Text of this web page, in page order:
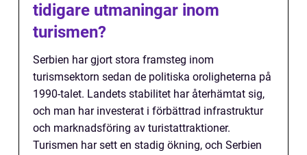
tidigare utmaningar inom
turismen?
Serbien har gjort stora framsteg inom
turismsektorn sedan de politiska oroligheterna på
1990-talet. Landets stabilitet har återhämtat sig,
och man har investerat i förbättrad infrastruktur
och marknadsföring av turistattraktioner.
Turismen har sett en stadig ökning, och Serbien